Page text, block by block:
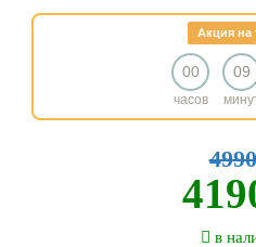
Акция на
00
часов
09
в